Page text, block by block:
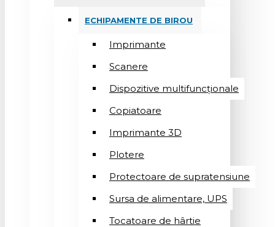
ECHIPAMENTE DE BIROU
Imprimante
Scanere
Dispozitive multifuncționale
Copiatoare
Imprimante 3D
Plotere
Protectoare de supratensiune
Sursa de alimentare, UPS
Tocatoare de hârtie